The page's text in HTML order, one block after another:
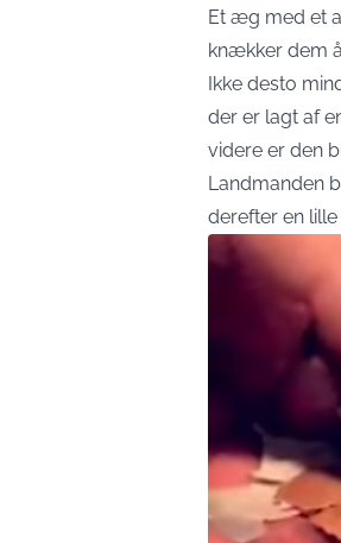
Et æg med et
knækker dem
Ikke desto
der er lagt af
videre er den
Landmanden
derefter en